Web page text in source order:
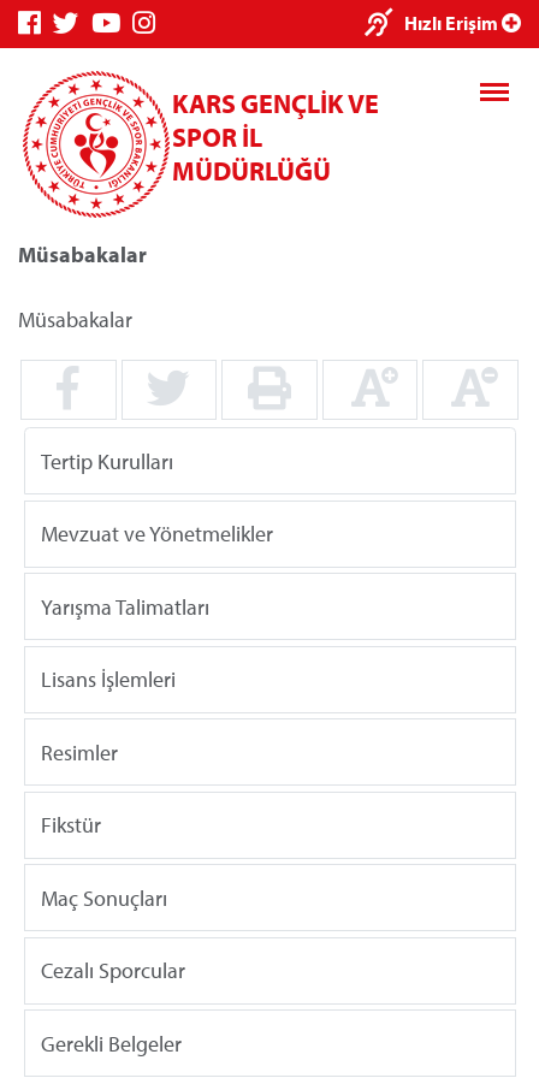
Hızlı Erişim
KARS GENÇLİK VE
SPOR İL
MÜDÜRLÜĞÜ
Müsabakalar
Müsabakalar
Tertip Kurulları
Mevzuat ve Yönetmelikler
Yarışma Talimatları
Lisans İşlemleri
Resimler
Fikstür
Maç Sonuçları
Cezalı Sporcular
Gerekli Belgeler
×
Genç Bilgi
Kredi/Yurt E-
Ödeme